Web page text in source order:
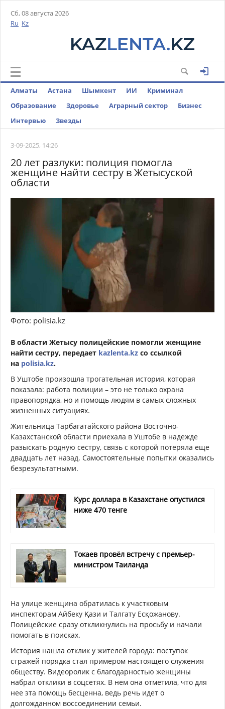
Сб, 08 августа 2026
Ru Kz
Алматы Астана Шымкент ИИ
Криминал
Образование
Здоровье Аграрный сектор
Бизнес
Интервью
Звезды
3-09-2025, 14:26
20 лет разлуки: полиция помогла
женщине найти сестру в Жетысуской
области
Фото: polisia.kz
В области Жетысу полицейские помогли женщине
найти сестру, передает kazlenta.kz со ссылкой
на polisia.kz.
В Уштобе произошла трогательная история, которая
показала: работа полиции – это не только охрана
правопорядка, но и помощь людям в самых сложных
жизненных ситуациях.
Жительница Тарбагатайского района Восточно-
Казахстанской области приехала в Уштобе в надежде
разыскать родную сестру, связь с которой потеряла еще
двадцать лет назад. Самостоятельные попытки оказались
безрезультатными.
Курс доллара в Казахстане опустился
ниже 470 тенге
Токаев провёл встречу с премьер-
министром Таиланда
На улице женщина обратилась к участковым
инспекторам Айбеку Қази и Талгату Есқожанову.
Полицейские сразу откликнулись на просьбу и начали
помогать в поисках.
История нашла отклик у жителей города: поступок
стражей порядка стал примером настоящего служения
обществу. Видеоролик с благодарностью женщины
набрал отклики в соцсетях. В нем она отметила, что для
нее эта помощь бесценна, ведь речь идет о
долгожданном воссоединении семьи.